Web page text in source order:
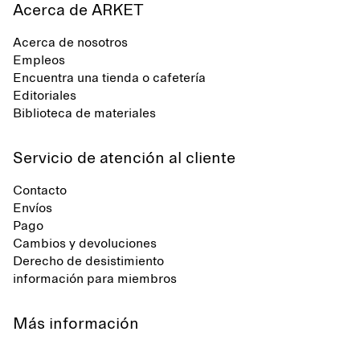
Acerca de ARKET
Acerca de nosotros
Empleos
Encuentra una tienda o cafetería
Editoriales
Biblioteca de materiales
Servicio de atención al cliente
Contacto
Envíos
Pago
Cambios y devoluciones
Derecho de desistimiento
información para miembros
Más información